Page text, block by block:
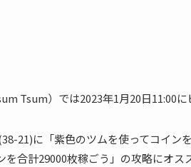
Tsum）では2023年1月20日11:00に
21)に「紫色のツムを使ってコイン
合計29000枚稼ごう」の攻略にオス